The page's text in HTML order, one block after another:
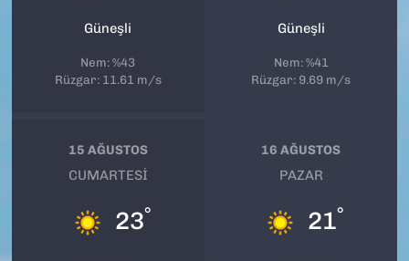
Güneşli
Nem: %43
Rüzgar: 11.61 m/s
Güneşli
Nem: %41
Rüzgar: 9.69 m/s
15 AĞUSTOS
CUMARTESI
23°
16 AĞUSTOS
PAZAR
21°